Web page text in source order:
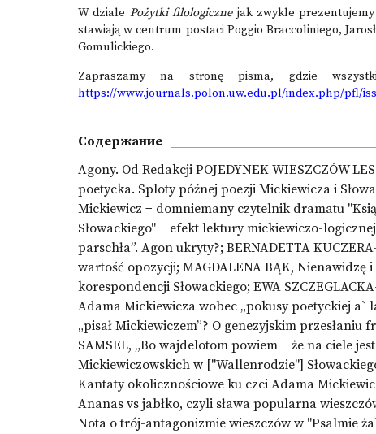
W dziale Pożytki filologiczne jak zwykle
stawiają w centrum postaci Poggio Braccoliniego,
Gomulickiego.
Zapraszamy na stronę pisma, gdzie
https://www.journals.polon.uw.edu.pl/index.php/pfl/
Содержание
Agony. Od Redakcji POJEDYNEK WIESZCZÓW
poetycka. Sploty późnej poezji Mickiewicza i
Mickiewicz − domniemany czytelnik dramatu
Słowackiego" − efekt lektury mickiewiczo-
parschła”. Agon ukryty?; BERNADETTA
wartość opozycji; MAGDALENA BĄK,
korespondencji Słowackiego; EWA
Adama Mickiewicza wobec „pokusy poetyckiej a`
„pisał Mickiewiczem”? O genezyjskim
SAMSEL, „Bo wajdelotom powiem − że na ciele
Mickiewiczowskich w ["Wallenrodzie"]
Kantaty okolicznościowe ku czci Adama
Ananas vs jabłko, czyli sława popularna
Nota o trój-antagonizmie wieszczów w "Psalmie